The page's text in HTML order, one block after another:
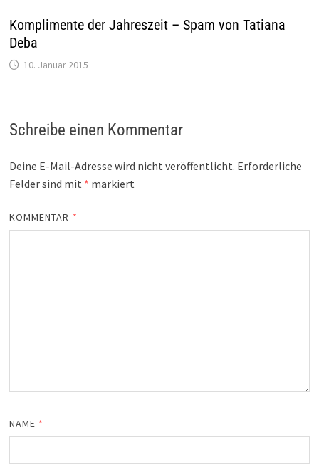
Komplimente der Jahreszeit – Spam von Tatiana
Deba
10. Januar 2015
Schreibe einen Kommentar
Deine E-Mail-Adresse wird nicht veröffentlicht. Erforderliche
Felder sind mit * markiert
KOMMENTAR *
NAME *